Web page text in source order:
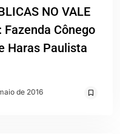
NO VALE
Fazenda Cônego
Haras Paulista
de 2016